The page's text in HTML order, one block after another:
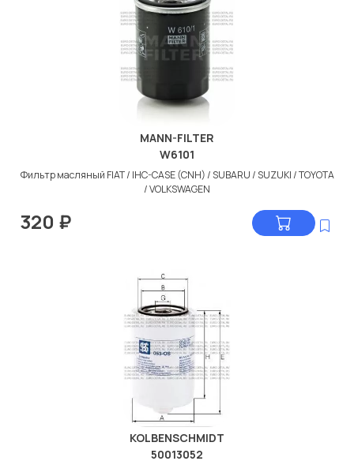
MANN-FILTER
W6101
Фильтр масляный FIAT / IHC-CASE (CNH) / SUBARU / SUZUKI / TOYOTA
/ VOLKSWAGEN
320 ₽
KOLBENSCHMIDT
50013052